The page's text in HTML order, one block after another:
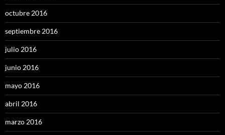
octubre 2016
septiembre 2016
julio 2016
junio 2016
mayo 2016
abril 2016
marzo 2016